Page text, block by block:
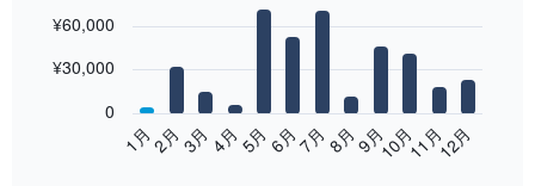
chart
12
graphic.
1月2月3月4月5月6月7月8月9月10月11月12月
0
¥30,000
¥60,000